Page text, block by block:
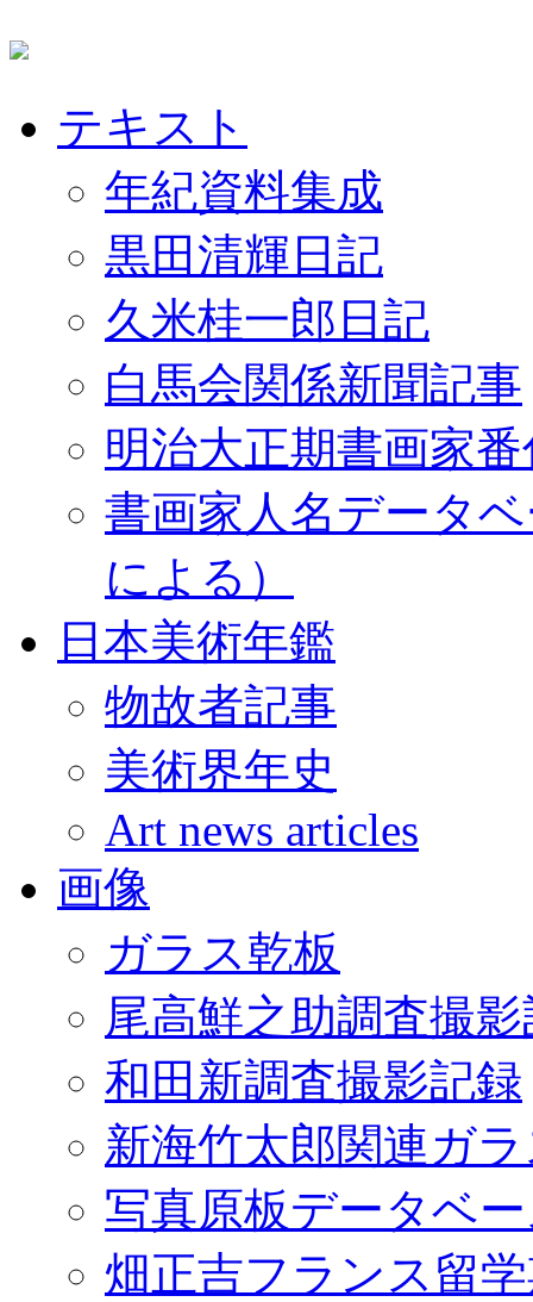
テキスト
年紀資料集成
黒田清輝日記
久米桂一郎日記
白馬会関係新聞記事
明治大正期書画家
書画家人名データ
による）
日本美術年鑑
物故者記事
美術界年史
Art news articles
画像
ガラス乾板
尾高鮮之助調査撮
和田新調査撮影記録
新海竹太郎関連ガ
写真原板データベ
畑正吉フランス留